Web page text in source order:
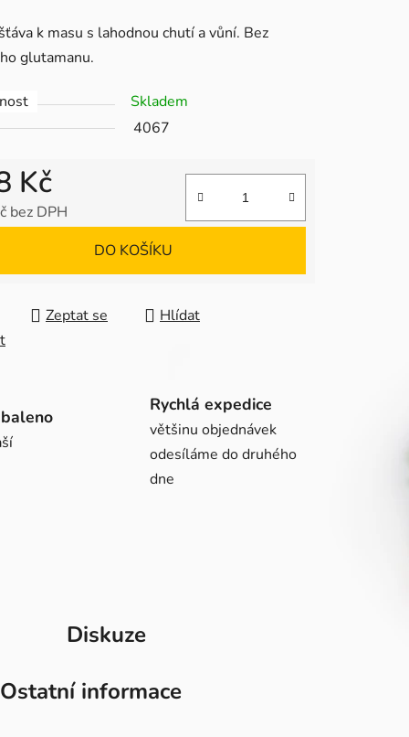
k masu s lahodnou chutí a vůní. Bez
glutamanu.
Skladem
4067
Kč
bez DPH
DO KOŠÍKU
Zeptat se
Hlídat
Rychlá expedice
většinu objednávek
odesíláme do druhého
dne
Diskuze
Ostatní informace